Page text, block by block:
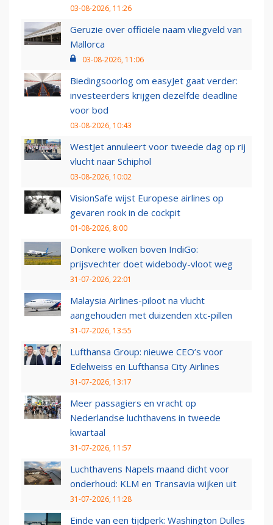
03-08-2026, 11:26
Geruzie over officiële naam vliegveld van
Mallorca
03-08-2026, 11:06
Biedingsoorlog om easyJet gaat verder:
investeerders krijgen dezelfde deadline
voor bod
03-08-2026, 10:43
WestJet annuleert voor tweede dag op rij
vlucht naar Schiphol
03-08-2026, 10:02
VisionSafe wijst Europese airlines op
gevaren rook in de cockpit
01-08-2026, 8:00
Donkere wolken boven IndiGo:
prijsvechter doet widebody-vloot weg
31-07-2026, 22:01
Malaysia Airlines-piloot na vlucht
aangehouden met duizenden xtc-pillen
31-07-2026, 13:55
Lufthansa Group: nieuwe CEO’s voor
Edelweiss en Lufthansa City Airlines
31-07-2026, 13:17
Meer passagiers en vracht op
Nederlandse luchthavens in tweede
kwartaal
31-07-2026, 11:57
Luchthavens Napels maand dicht voor
onderhoud: KLM en Transavia wijken uit
31-07-2026, 11:28
Einde van een tijdperk: Washington Dulles